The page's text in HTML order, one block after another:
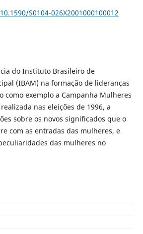
S0104-026X2001000100012
do Instituto Brasileiro de
(IBAM) na formação de lideranças
como exemplo a Campanha Mulheres
nas eleições de 1996, a
sobre os novos significados que o
com as entradas das mulheres, e
das mulheres no